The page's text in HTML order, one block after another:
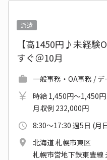
派遣
【高1450円♪未経
すぐ＠10月
一般事務・OA事務 /
時給 1,450円～1,450円
月収例 232,000円
8:30～17:30 週5日 (月
北海道 札幌市東区
札幌市営地下鉄東豊線